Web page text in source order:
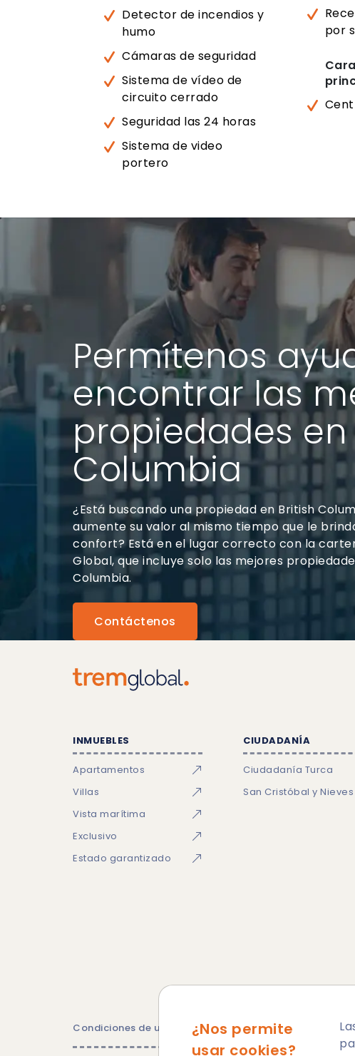
Detector de incendios y
humo
Cámaras de seguridad
Sistema de vídeo de
circuito cerrado
Seguridad las 24 horas
Sistema de video
portero
por
Permítenos
encontrar las
propiedades en
Columbia
¿Está buscando una propiedad en British
aumente su valor al mismo tiempo que le
confort? Está en el lugar correcto con la
Global, que incluye solo las mejores
Columbia.
Contáctenos
¿Nos permite
usar cookies?
INMUEBLES
Apartamentos
Villas
Vista marítima
Exclusivo
Estado garantizado
CIUDADANÍA
Ciudadanía Turca
San Cristóbal y Nieves
Condiciones de uso Política de privacidad Política